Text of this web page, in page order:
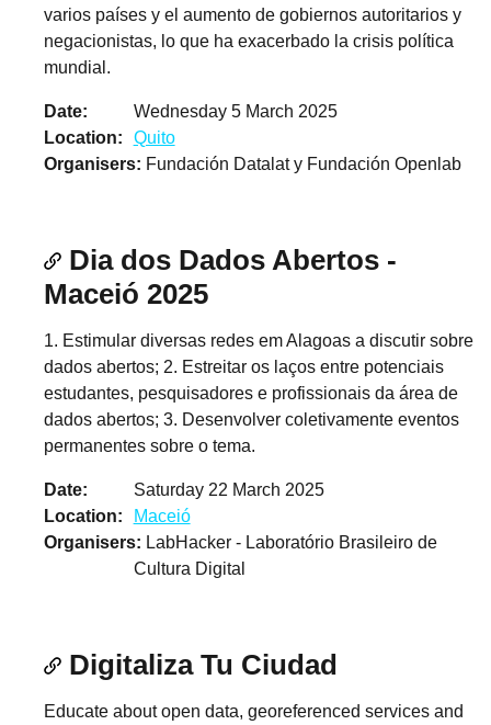
varios países y el aumento de gobiernos autoritarios y
negacionistas, lo que ha exacerbado la crisis política
mundial.
Date
Wednesday 5 March 2025
Location
Quito
Organisers
Fundación Datalat y Fundación Openlab
Dia dos Dados Abertos -
Maceió 2025
1. Estimular diversas redes em Alagoas a discutir sobre
dados abertos; 2. Estreitar os laços entre potenciais
estudantes, pesquisadores e profissionais da área de
dados abertos; 3. Desenvolver coletivamente eventos
permanentes sobre o tema.
Date
Saturday 22 March 2025
Location
Maceió
Organisers
LabHacker - Laboratório Brasileiro de
Cultura Digital
Digitaliza Tu Ciudad
Educate about open data, georeferenced services and